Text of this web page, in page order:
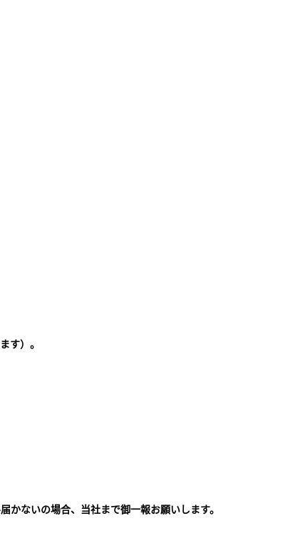
す）。
かないの場合、当社まで御一報お願いします。